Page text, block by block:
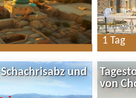
1 Tag
und
von